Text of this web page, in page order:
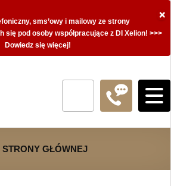
×
sms’owy i mailowy ze strony
się pod osoby współpracujące z DI Xelion! >>>
Dowiedz się więcej!
STRONY GŁÓWNEJ